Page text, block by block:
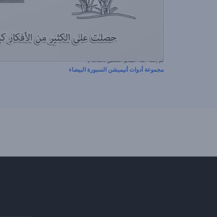
تم إنشاء هذا الفيديو المسبق باستخدام
مجموعة أدوات أنيميشن السبورة البيضاء